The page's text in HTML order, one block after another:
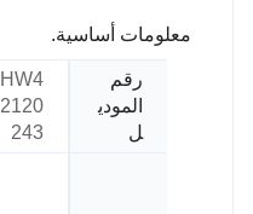
معلومات أساسية.
رقم
المودي
ل
HW4
2120
243